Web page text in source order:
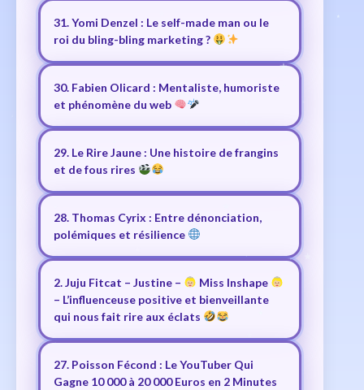
31. Yomi Denzel : Le self-made man ou le
roi du bling-bling marketing ?
30. Fabien Olicard : Mentaliste, humoriste
et phénomène du web
29. Le Rire Jaune : Une histoire de frangins
et de fous rires
28. Thomas Cyrix : Entre dénonciation,
polémiques et résilience
2. Juju Fitcat – Justine –
Miss Inshape
– L’influenceuse positive et bienveillante
qui nous fait rire aux éclats
27. Poisson Fécond : Le YouTuber Qui
Gagne 10 000 à 20 000 Euros en 2 Minutes